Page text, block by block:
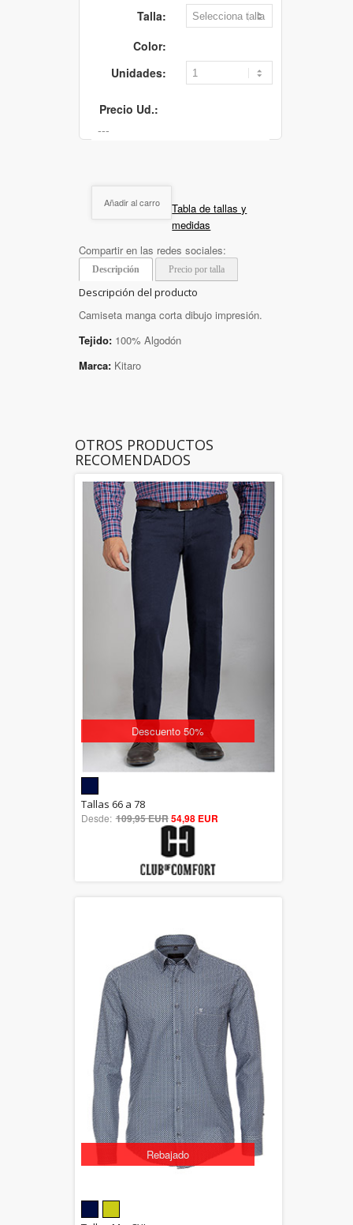
Talla:
Color:
Unidades:
Precio Ud.:
Añadir al carro
Tabla de tallas y
medidas
Compartir en las redes sociales:
Descripción Precio por talla
Descripción del producto
Camiseta manga corta dibujo impresión.
Tejido: 100% Algodón
Marca: Kitaro
OTROS PRODUCTOS
RECOMENDADOS
Descuento 50%
out of 5
Tallas 66 a 78
Desde: 109,95 EUR54,98 EUR
Rebajado